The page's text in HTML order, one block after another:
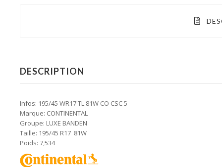
DESCRIPTION
Infos: 195/45 WR17 TL 81W CO CSC 5
Marque: CONTINENTAL
Groupe: LUXE BANDEN
Taille: 195/45 R17 81W
Poids: 7,534